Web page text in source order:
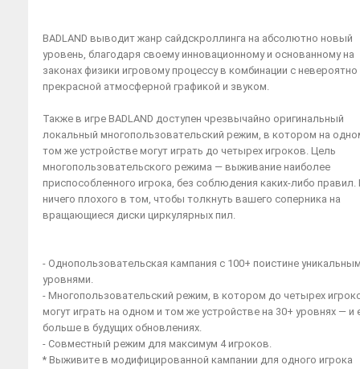
BADLAND выводит жанр сайдскроллинга на абсолютно новый
уровень, благодаря своему инновационному и основанному на
законах физики игровому процессу в комбинации с невероятно
прекрасной атмосферной графикой и звуком.
Также в игре BADLAND доступен чрезвычайно оригинальный
локальный многопользовательский режим, в котором на
том же устройстве могут играть до четырех игроков. Цель
многопользовательского режима — выживание наиболее
приспособленного игрока, без соблюдения каких-либо правил.
ничего плохого в том, чтобы толкнуть вашего соперника на
вращающиеся диски циркулярных пил.
- Однопользовательская кампания с 100+ поистине
уровнями.
- Многопользовательский режим, в котором до четырех
могут играть на одном и том же устройстве на 30+ уровнях — и
больше в будущих обновлениях.
- Совместный режим для максимум 4 игроков.
* Выживите в модифицированной кампании для одного игрока